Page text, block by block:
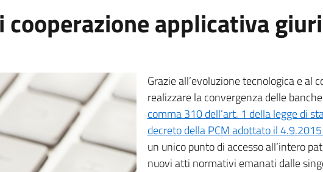
cooperazione applicativa
Grazie all’evoluzione tecnologica e al
realizzare la convergenza delle
comma 310 dell’art. 1 della legge di
decreto della PCM adottato il
un unico punto di accesso all’intero
nuovi atti normativi emanati dalle